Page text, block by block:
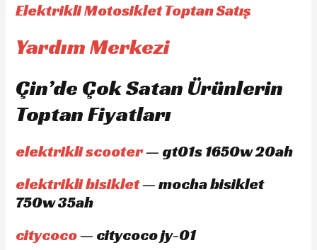
Elektrikli Motosiklet Toptan Satış
Yardım Merkezi
Çin’de Çok Satan Ürünlerin
Toptan Fiyatları
elektrikli scooter— gt01s 1650w 20ah
elektrikli bisiklet— mocha bisiklet
750w 35ah
citycoco— citycoco jy-01